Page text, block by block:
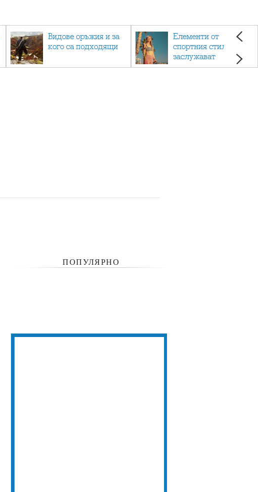
Видове оръжия и за
кого са подходящи
Елементи от
спортния стил, които
заслужават
внимание
ПОПУЛЯРНО